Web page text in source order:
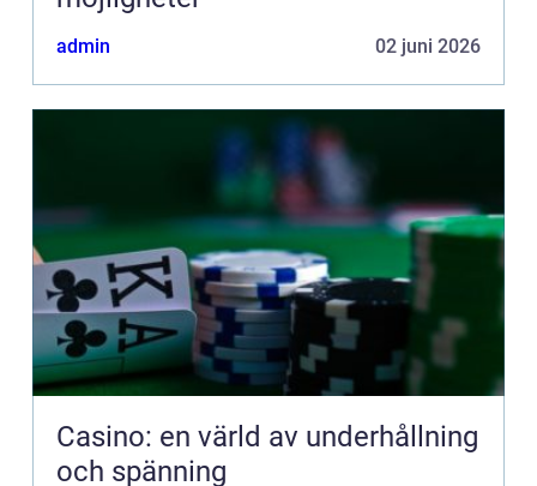
admin 02 juni 2026
Casino: en värld av underhållning
och spänning